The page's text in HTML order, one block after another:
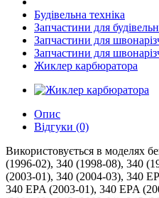
Будівельна техніка
Запчастини для
Запчастини для
Запчастини для
Жиклер карбюратора
Опис
Відгуки (0)
Використовується в моделях
(1996-02), 340 (1998-08), 340
(2003-01), 340 (2004-03), 340
340 EPA (2003-01), 340 EPA